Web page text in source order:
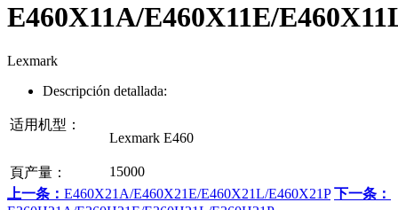
E460X11A/E460X11E/
Lexmark
Descripción detallada:
适用机型：
Lexmark E460
頁产量：
15000
上一条： E460X21A/E460X21E/E460X21L/E460X21P 下一条：